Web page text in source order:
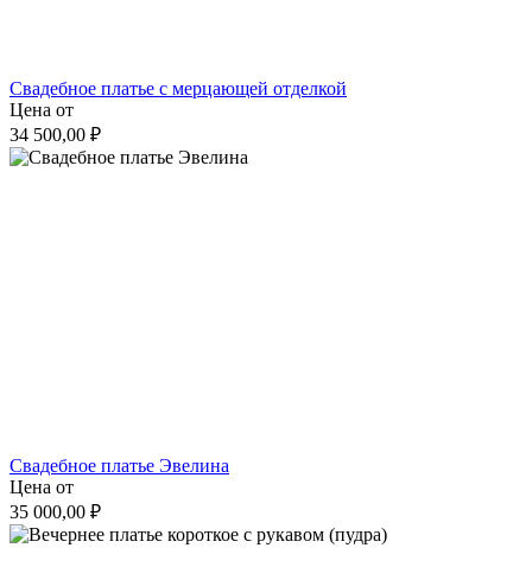
Свадебное платье с мерцающей отделкой
Цена от
34 500,00 ₽
Свадебное платье Эвелина
Цена от
35 000,00 ₽